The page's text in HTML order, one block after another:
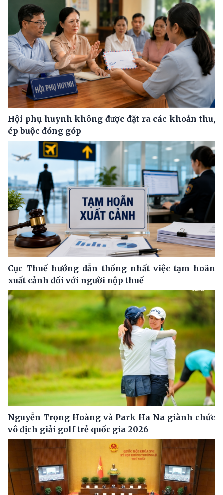
Hội phụ huynh không được đặt ra các khoản thu,
ép buộc đóng góp
Cục Thuế hướng dẫn thống nhất việc tạm hoãn
xuất cảnh đối với người nộp thuế
Nguyễn Trọng Hoàng và Park Ha Na giành chức
vô địch giải golf trẻ quốc gia 2026